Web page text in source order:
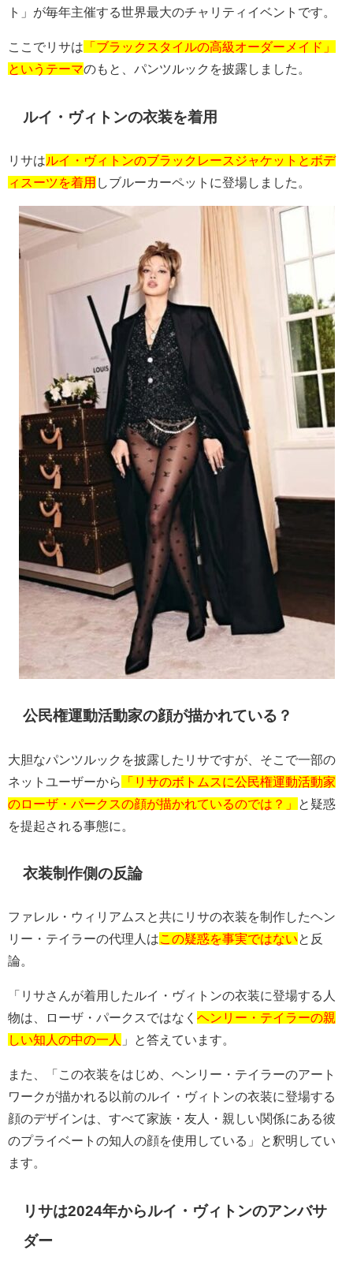
ト」が毎年主催する世界最大のチャリティイベントです。
ここでリサは 「ブラックスタイルの高級オーダーメイド」
というテーマのもと、パンツルックを披露しました。
ルイ・ヴィトンの衣装を着用
リサはルイ・ヴィトンのブラックレースジャケットとボデ
ィスーツを着用 しブルーカーペットに登場しました。
公民権運動活動家の顔が描かれている？
大胆なパンツルックを披露したリサですが、そこで一部の
ネットユーザーから
「リサのボトムスに公民権運動活動家
のローザ・パークスの顔が描かれているのでは？」
と疑惑
を提起される事態に。
衣装制作側の反論
ファレル・ウィリアムスと共にリサの衣装を制作したヘン
リー・テイラーの代理人はこの疑惑を事実ではないと反
論。
「リサさんが着用したルイ・ヴィトンの衣装に登場する人
物は、ローザ・パークスではなく ヘンリー・テイラーの親
しい知人の中の一人
」と答えています。
また、「この衣装をはじめ、ヘンリー・テイラーのアート
ワークが描かれる以前のルイ・ヴィトンの衣装に登場する
顔のデザインは、すべて家族・友人・親しい関係にある彼
のプライベートの知人の顔を使用している」と釈明してい
ます。
リサは2024年からルイ・ヴィトンのアンバサ
ダー